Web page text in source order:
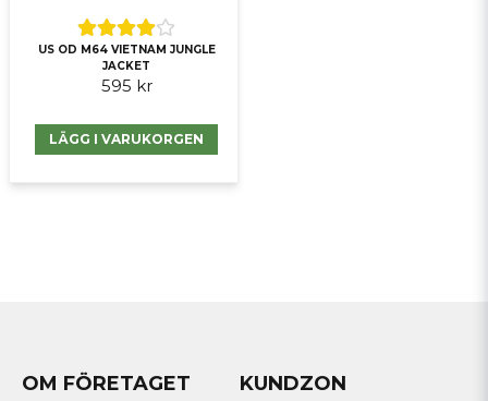
US OD M64 VIETNAM JUNGLE
JACKET
595 kr
LÄGG I VARUKORGEN
OM FÖRETAGET KUNDZON